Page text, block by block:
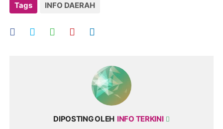
Tags INFO DAERAH
DIPOSTING OLEH INFO TERKINI